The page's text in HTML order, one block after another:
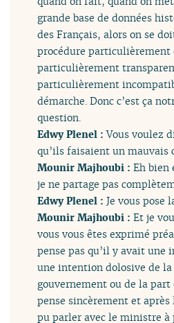
grande base de données
des Français, alors on se
procédure particulièrement
particulièrement
particulièrement
démarche. Donc c’est ça
question.
Edwy Plenel :Vous voulez
qu’ils faisaient un mauvais
Mounir Majhoubi :Eh bien
je ne partage pas
Edwy Plenel :Je vous pose
Mounir Majhoubi :Et je
vous vous êtes exprimé
pense pas qu’il y avait une
une intention dolosive de
gouvernement ou de la part
pense sincèrement et après
pu parler avec le ministre à